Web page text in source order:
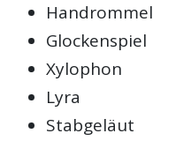
Handrommel
Glockenspiel
Xylophon
Lyra
Stabgeläut